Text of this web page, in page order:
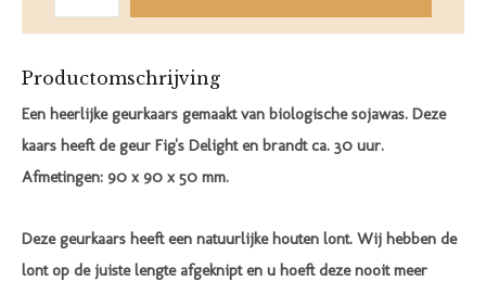
Productomschrijving
Een heerlijke geurkaars gemaakt van biologische sojawas. Deze
kaars heeft de geur Fig's Delight en brandt ca. 30 uur.
Afmetingen: 90 x 90 x 50 mm.
Deze geurkaars heeft een natuurlijke houten lont. Wij hebben de
lont op de juiste lengte afgeknipt en u hoeft deze nooit meer